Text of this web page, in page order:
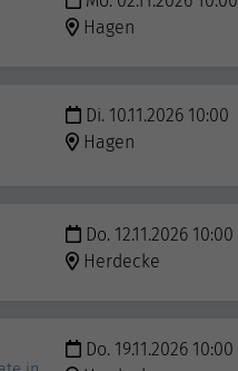
Hagen
Di. 10.11.2026 10:00
Hagen
Do. 12.11.2026 10:00
Herdecke
Do. 19.11.2026 10:00